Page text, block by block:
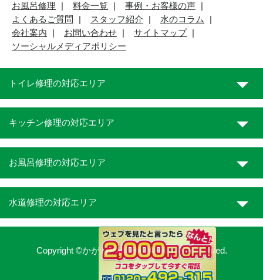
お風呂修理
料金一覧
事例・お客様の声
よくあるご質問
スタッフ紹介
水のコラム
会社案内
お問い合わせ
サイトマップ
ソーシャルメディアポリシー
トイレ修理の対応エリア
キッチン修理の対応エリア
お風呂修理の対応エリア
水道修理の対応エリア
Copyright ©かがわ水道職人. All Rights Reserved.